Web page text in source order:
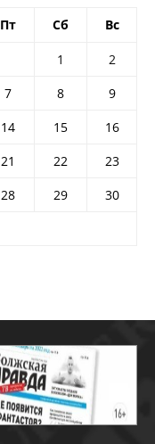
Пт Сб Вс
1
2
7 8
9
14 15
16
21 22
23
28 29
30